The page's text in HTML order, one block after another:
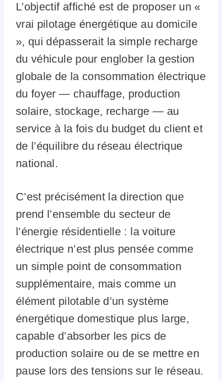
L’objectif affiché est de proposer un «
vrai pilotage énergétique au domicile
», qui dépasserait la simple recharge
du véhicule pour englober la gestion
globale de la consommation électrique
du foyer — chauffage, production
solaire, stockage, recharge — au
service à la fois du budget du client et
de l’équilibre du réseau électrique
national.
C’est précisément la direction que
prend l’ensemble du secteur de
l’énergie résidentielle : la voiture
électrique n’est plus pensée comme
un simple point de consommation
supplémentaire, mais comme un
élément pilotable d’un système
énergétique domestique plus large,
capable d’absorber les pics de
production solaire ou de se mettre en
pause lors des tensions sur le réseau.